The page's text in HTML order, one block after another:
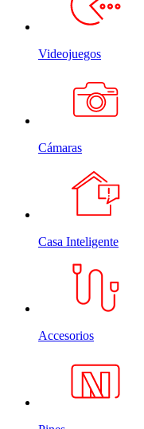
Videojuegos
Cámaras
Casa Inteligente
Accesorios